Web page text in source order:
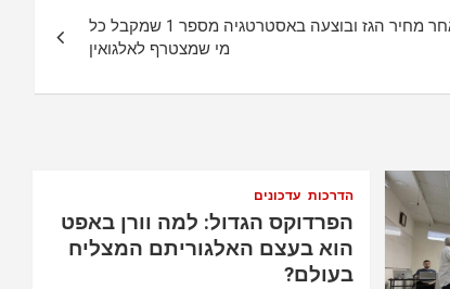
התעודה היא BOIL העוקבת במינוף אחר מחיר הגז ובוצעה באסטרטגיה מספר 1 שמקבל כל
מי שמצטרף לאלגואין
הדרכות עדכונים
הפרדוקס הגדול: למה וורן באפט
הוא בעצם האלגוריתם המצליח
בעולם?